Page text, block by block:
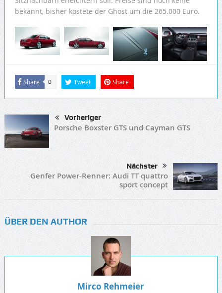
bekannt, bisher kostete der Ghost um die 265.000 Euro.
Share 0 Tweet Share
Vorheriger
Porsche Boxster GTS und Cayman GTS
Nächster
Genfer Power-Renner: Audi TT quattro
sport concept
ÜBER DEN AUTHOR
Mirco Rehmeier